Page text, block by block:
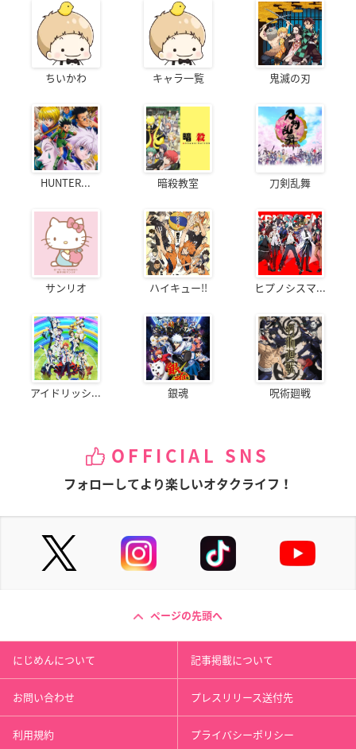
ちいかわ キャラ一覧 鬼滅の刃
HUNTER... 暗殺教室 刀剣乱舞
サンリオ ハイキュー!! ヒプノシスマ...
アイドリッシ... 銀魂 呪術廻戦
OFFICIAL SNS
フォローしてより楽しいオタクライフ！
ページの先頭へ
にじめんについて 記事掲載について
お問い合わせ プレスリリース送付先
利用規約 プライバシーポリシー